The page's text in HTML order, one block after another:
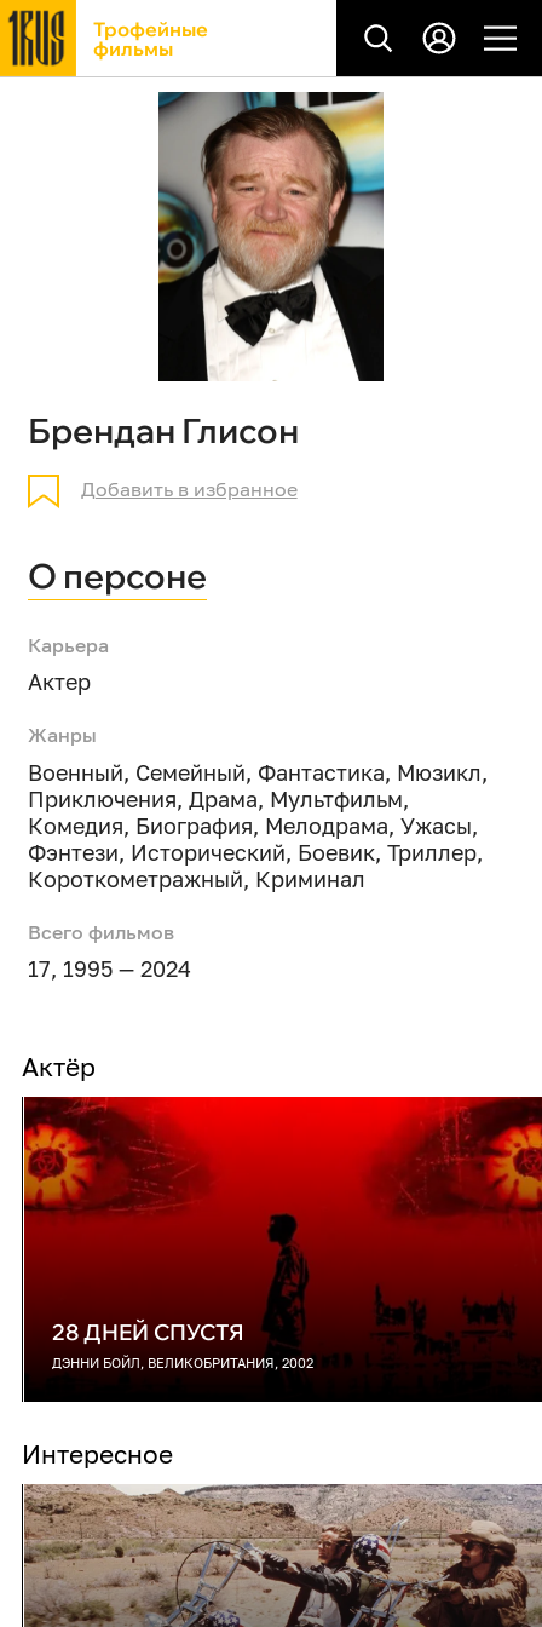
Трофейные
фильмы
Брендан Глисон
Добавить в избранное
О персоне
Карьера
Актер
Жанры
Военный, Семейный, Фантастика, Мюзикл,
Приключения, Драма, Мультфильм,
Комедия, Биография, Мелодрама, Ужасы,
Фэнтези, Исторический, Боевик, Триллер,
Короткометражный, Криминал
Всего фильмов
17, 1995 — 2024
Актёр
28 ДНЕЙ СПУСТЯ
ДЭННИ БОЙЛ, ВЕЛИКОБРИТАНИЯ, 2002
Интересное